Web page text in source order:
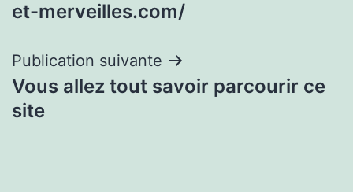
et-merveilles.com/
Publication suivante
Vous allez tout savoir parcourir ce
site